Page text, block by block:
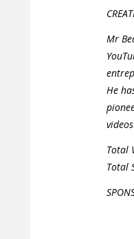
Mr
He
Total
Total